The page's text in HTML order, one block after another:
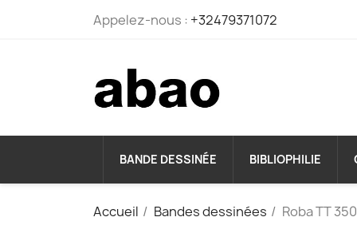
Appelez-nous : +32479371072
BANDE DESSINÉE BIBLIOPHILIE
Accueil Bandes dessinées Roba TT